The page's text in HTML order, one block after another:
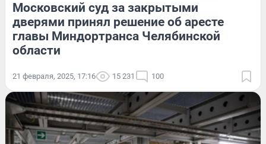
Московский суд за закрытыми
дверями принял решение об аресте
главы Миндортранса Челябинской
области
21 февраля, 2025, 17:16 15 231 100